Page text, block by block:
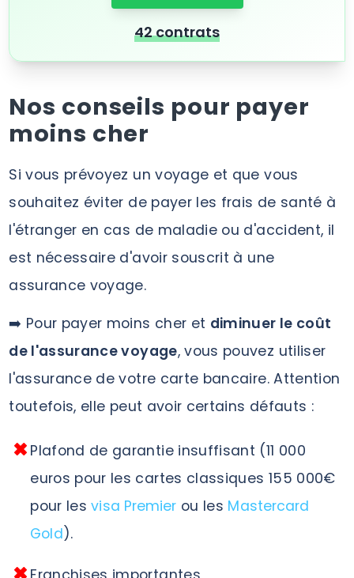
42 contrats
Nos conseils pour payer
moins cher
Si vous prévoyez un voyage et que vous
souhaitez éviter de payer les frais de santé à
l'étranger en cas de maladie ou d'accident, il
est nécessaire d'avoir souscrit à une
assurance voyage.
➡️ Pour payer moins cher et diminuer le coût
de l'assurance voyage, vous pouvez utiliser
l'assurance de votre carte bancaire. Attention
toutefois, elle peut avoir certains défauts :
Plafond de garantie insuffisant (11 000
euros pour les cartes classiques 155 000€
pour lesvisa Premier ou les Mastercard
Gold).